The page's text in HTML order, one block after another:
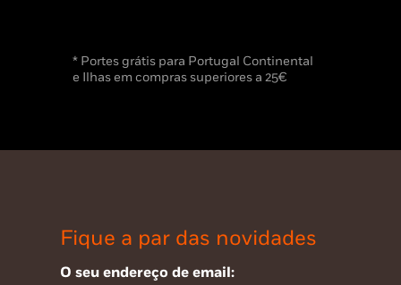
* Portes grátis para Portugal Continental
e Ilhas em compras superiores a 25€
Fique a par das novidades
O seu endereço de email: